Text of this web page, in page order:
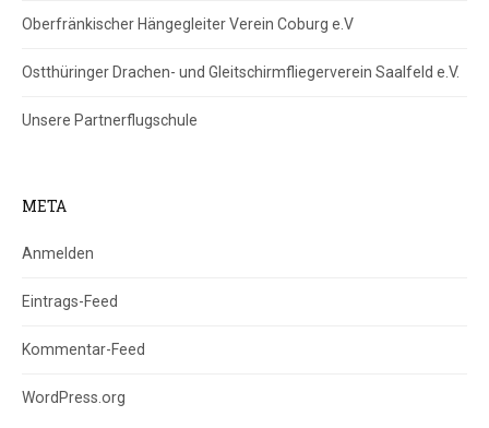
Oberfränkischer Hängegleiter Verein Coburg e.V
Ostthüringer Drachen- und Gleitschirmfliegerverein Saalfeld e.V.
Unsere Partnerflugschule
META
Anmelden
Eintrags-Feed
Kommentar-Feed
WordPress.org